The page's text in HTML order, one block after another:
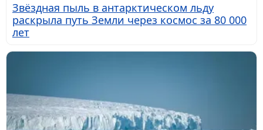
Звёздная пыль в антарктическом льду
раскрыла путь Земли через космос за 80 000
лет